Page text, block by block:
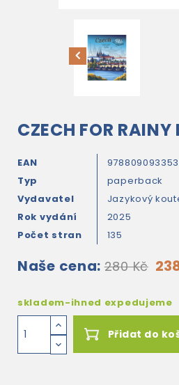
CZECH FOR RAINY
EAN
Typ
paperback
Vydavatel
Jazykový
Rok vydání
2025
Počet stran
135
Naše cena: 280 Kč
skladem-ihned expedujeme
Přidat do